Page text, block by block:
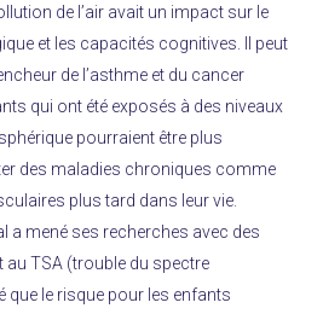
de l’air avait un impact sur le
et les capacités cognitives. Il peut
de l’asthme et du cancer
qui ont été exposés à des niveaux
pourraient être plus
des maladies chroniques comme
plus tard dans leur vie.
a mené ses recherches avec des
TSA (trouble du spectre
que le risque pour les enfants